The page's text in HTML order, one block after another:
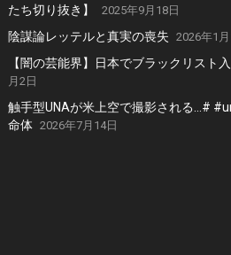
たち切り抜き】
2025年9月18日
陰謀論レッテルと真実の喪失 2026年1
【闇の芸能界】日本でブラックリスト
月2日
触手型UNAが米上空で撮影される…#
命体 2026年7月14日